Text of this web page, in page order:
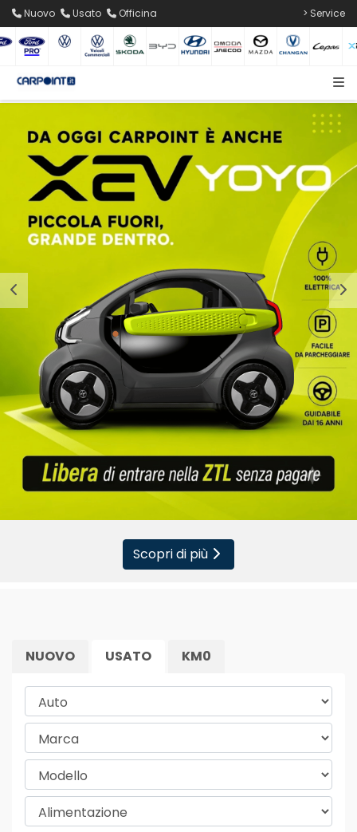
Nuovo Usato Officina > Service
Scopri di più
NUOVO USATO KM0